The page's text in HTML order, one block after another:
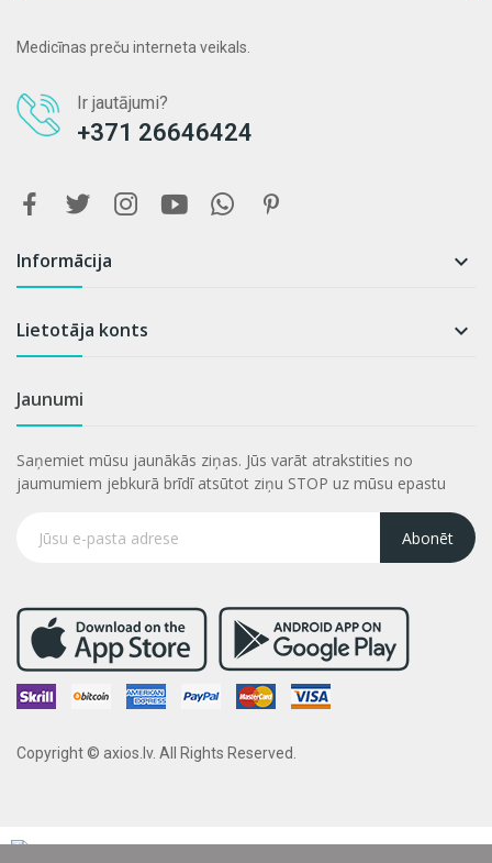
Medicīnas preču interneta veikals.
Ir jautājumi?
+371 26646424
Informācija 
Lietotāja konts 
Jaunumi
Saņemiet mūsu jaunākās ziņas. Jūs varāt atrakstities no
jaumumiem jebkurā brīdī atsūtot ziņu STOP uz mūsu epastu
Abonēt
Copyright © axios.lv. All Rights Reserved.